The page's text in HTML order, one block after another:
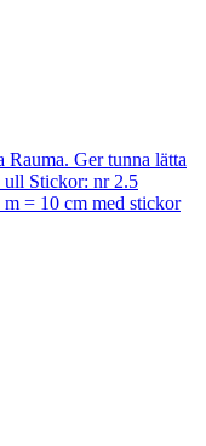
Ger tunna lätta
ull Stickor: nr 2.5
= 10 cm med stickor